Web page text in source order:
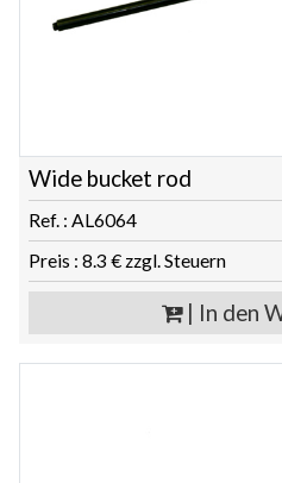
Wide bucket rod
Ref. : AL6064
Preis : 8.3 € zzgl. Steuern
| In den